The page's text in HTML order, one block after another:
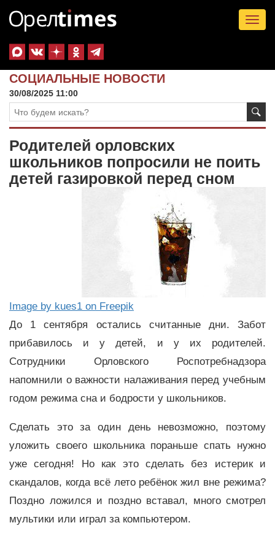
СОЦИАЛЬНЫЕ НОВОСТИ
30/08/2025 11:00
Родителей орловских
школьников попросили не поить
детей газировкой перед сном
Image by kues1 on Freepik
До 1 сентября остались считанные дни. Забот
прибавилось и у детей, и у их родителей.
Сотрудники Орловского Роспотребнадзора
напомнили о важности налаживания перед учебным
годом режима сна и бодрости у школьников.
Сделать это за один день невозможно, поэтому
уложить своего школьника пораньше спать нужно
уже сегодня! Но как это сделать без истерик и
скандалов, когда всё лето ребёнок жил вне режима?
Поздно ложился и поздно вставал, много смотрел
мультики или играл за компьютером.